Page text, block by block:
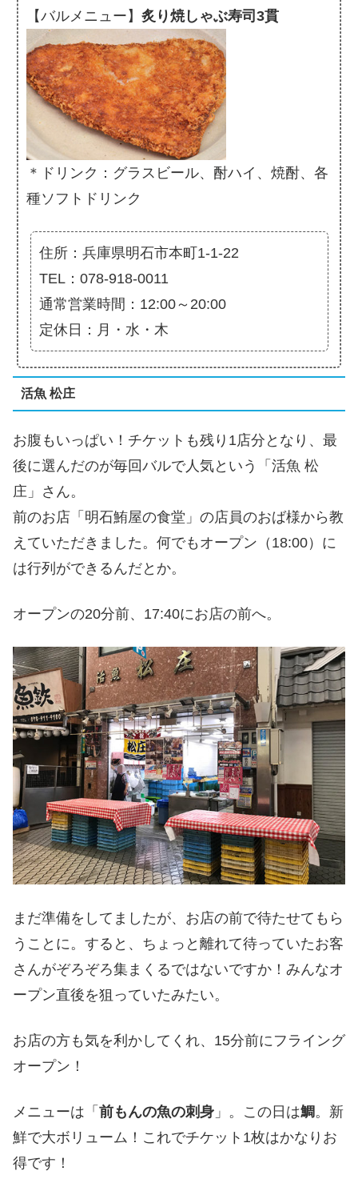
【バルメニュー】 炙り焼しゃぶ寿司3貫
＊ドリンク：グラスビール、酎ハイ、焼酎、各
種ソフトドリンク
住所：兵庫県明石市本町1-1-22
TEL：078-918-0011
通常営業時間：12:00～20:00
定休日：月・水・木
活魚 松庄
お腹もいっぱい！チケットも残り1店分となり、最
後に選んだのが毎回バルで人気という「活魚 松
庄」さん。
前のお店「明石鮪屋の食堂」の店員のおば様から教
えていただきました。何でもオープン（18:00）に
は行列ができるんだとか。
オープンの20分前、17:40にお店の前へ。
まだ準備をしてましたが、お店の前で待たせてもら
うことに。すると、ちょっと離れて待っていたお客
さんがぞろぞろ集まくるではないですか！みんなオ
ープン直後を狙っていたみたい。
お店の方も気を利かしてくれ、15分前にフライング
オープン！
メニューは「 前もんの魚の刺身 」。この日は鯛。新
鮮で大ボリューム！これでチケット1枚はかなりお
得です！